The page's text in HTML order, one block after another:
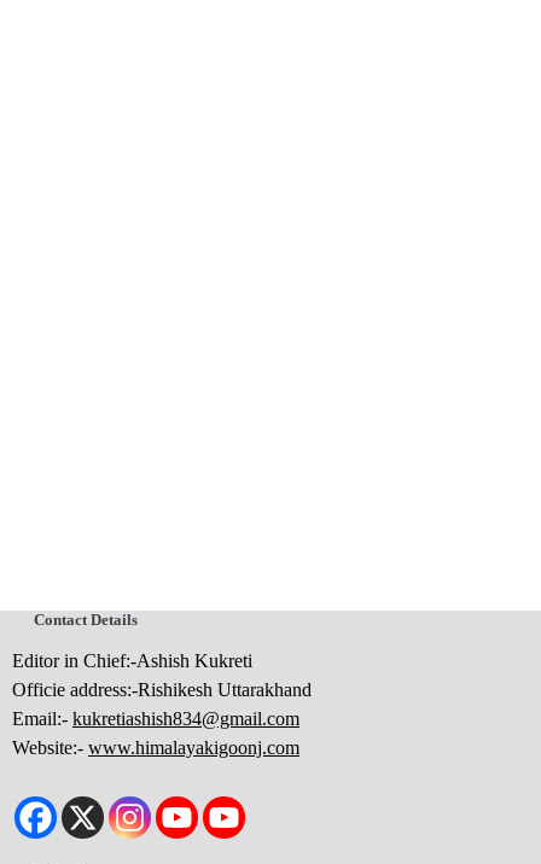
Contact Details
Editor in Chief:-Ashish Kukreti
Officie address:-Rishikesh Uttarakhand
Email:- kukretiashish834@gmail.com
Website:- www.himalayakigoonj.com